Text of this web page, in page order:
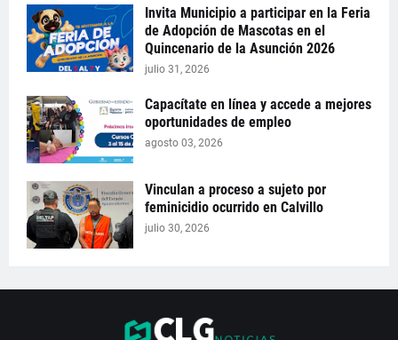
Invita Municipio a participar en la Feria
de Adopción de Mascotas en el
Quincenario de la Asunción 2026
julio 31, 2026
Capacítate en línea y accede a mejores
oportunidades de empleo
agosto 03, 2026
Vinculan a proceso a sujeto por
feminicidio ocurrido en Calvillo
julio 30, 2026